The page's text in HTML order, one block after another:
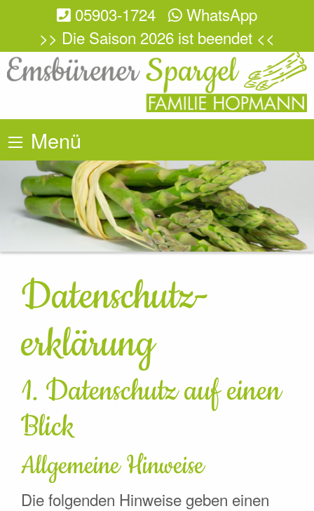
05903-1724
WhatsApp
>> Die Saison 2026 ist beendet <<
Menü
Datenschutz­
erklärung
1. Datenschutz auf einen
Blick
Allgemeine Hinweise
Die folgenden Hinweise geben einen